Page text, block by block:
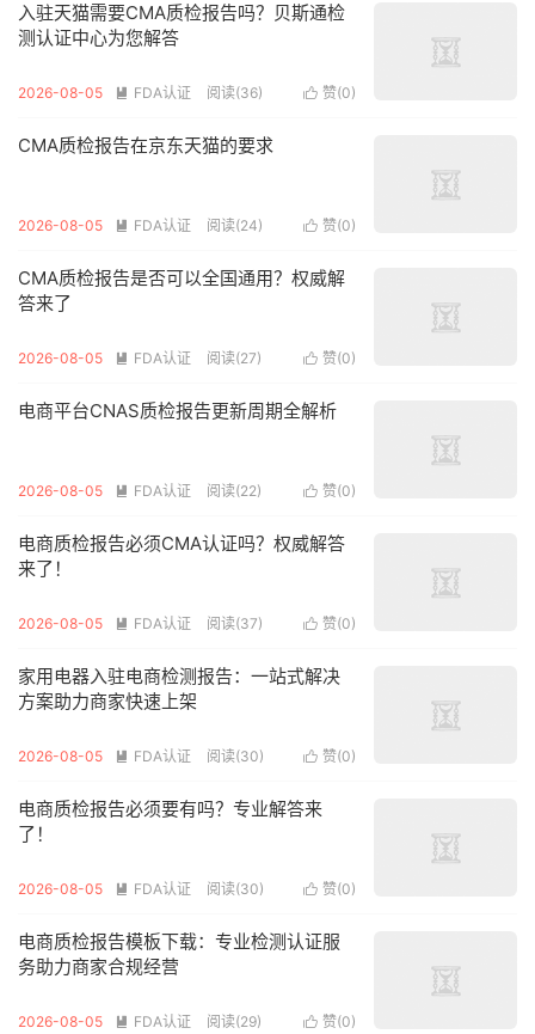
入驻天猫需要CMA质检报告吗？贝斯通检
测认证中心为您解答
 赞(0)
2026-08-05  FDA认证 阅读(36)
CMA质检报告在京东天猫的要求
 赞(0)
2026-08-05  FDA认证 阅读(24)
CMA质检报告是否可以全国通用？权威解
答来了
 赞(0)
2026-08-05  FDA认证 阅读(27)
电商平台CNAS质检报告更新周期全解析
 赞(0)
2026-08-05  FDA认证 阅读(22)
电商质检报告必须CMA认证吗？权威解答
来了！
 赞(0)
2026-08-05  FDA认证 阅读(37)
家用电器入驻电商检测报告：一站式解决
方案助力商家快速上架
 赞(0)
2026-08-05  FDA认证 阅读(30)
电商质检报告必须要有吗？专业解答来
了！
 赞(0)
2026-08-05  FDA认证 阅读(30)
电商质检报告模板下载：专业检测认证服
务助力商家合规经营
 赞(0)
2026-08-05  FDA认证 阅读(29)